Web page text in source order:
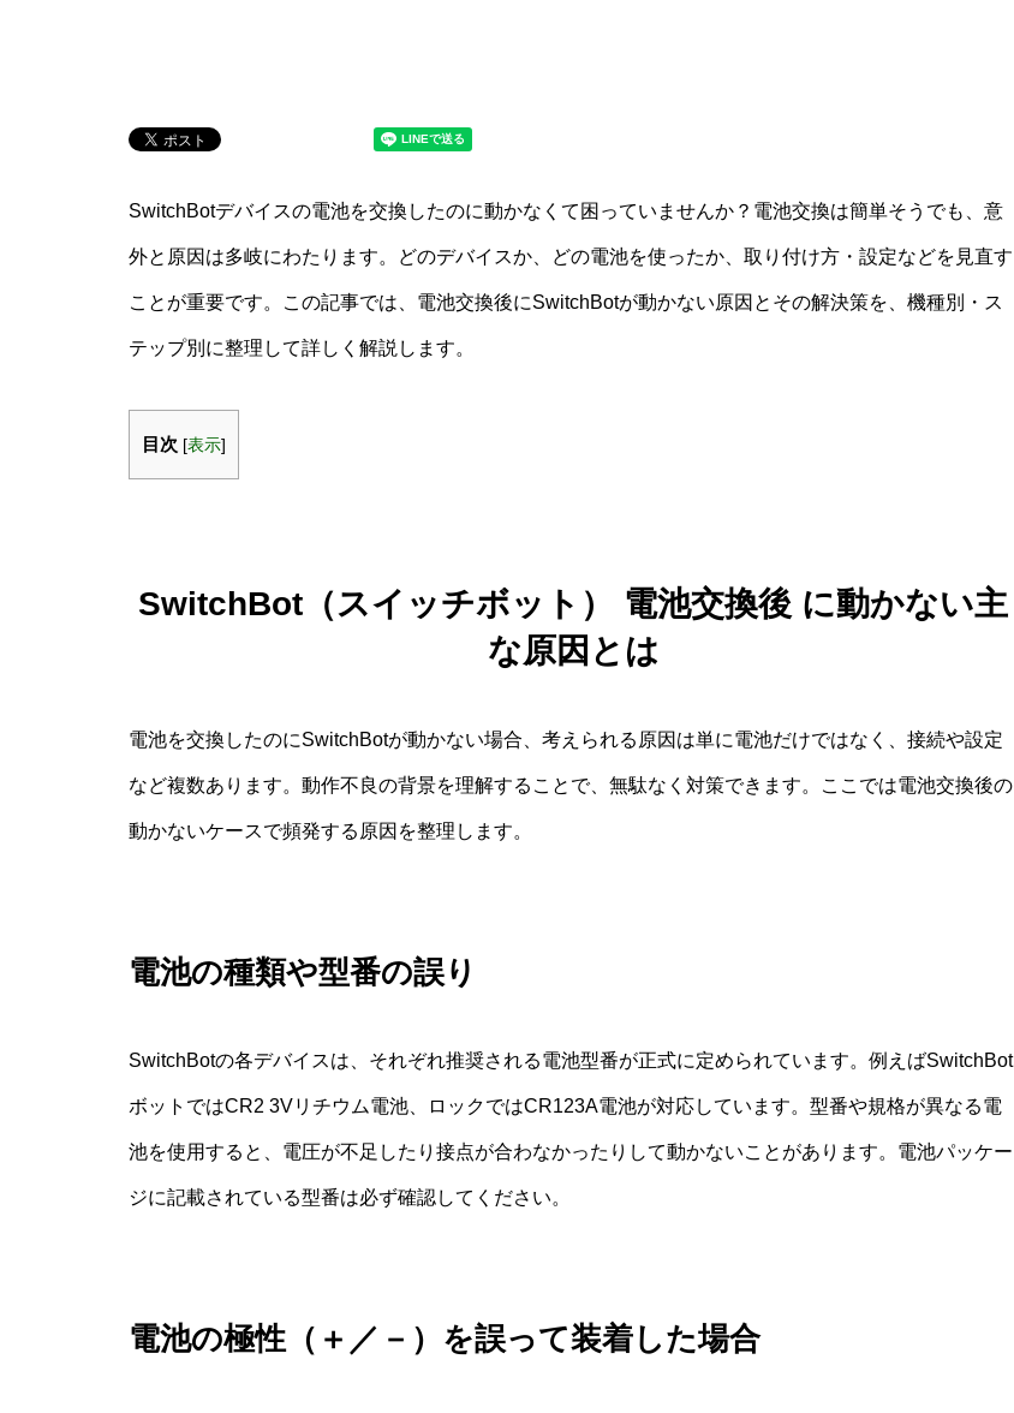
SwitchBotデバイスの電池を交換したのに動かなくて困っていませんか？電池交換は簡単そうでも、意
外と原因は多岐にわたります。どのデバイスか、どの電池を使ったか、取り付け方・設定などを見直す
ことが重要です。この記事では、電池交換後にSwitchBotが動かない原因とその解決策を、機種別・ス
テップ別に整理して詳しく解説します。
目次 [表示]
SwitchBot（スイッチボット） 電池交換後 に動かない主
な原因とは
電池を交換したのにSwitchBotが動かない場合、考えられる原因は単に電池だけではなく、接続や設定
など複数あります。動作不良の背景を理解することで、無駄なく対策できます。ここでは電池交換後の
動かないケースで頻発する原因を整理します。
電池の種類や型番の誤り
SwitchBotの各デバイスは、それぞれ推奨される電池型番が正式に定められています。例えばSwitchBot
ボットではCR2 3Vリチウム電池、ロックではCR123A電池が対応しています。型番や規格が異なる電
池を使用すると、電圧が不足したり接点が合わなかったりして動かないことがあります。電池パッケー
ジに記載されている型番は必ず確認してください。
電池の極性（＋／－）を誤って装着した場合